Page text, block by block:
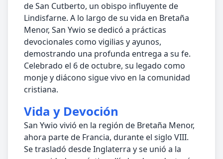
de San Cutberto, un obispo influyente de
Lindisfarne. A lo largo de su vida en Bretaña
Menor, San Ywio se dedicó a prácticas
devocionales como vigilias y ayunos,
demostrando una profunda entrega a su fe.
Celebrado el 6 de octubre, su legado como
monje y diácono sigue vivo en la comunidad
cristiana.
Vida y Devoción
San Ywio vivió en la región de Bretaña Menor,
ahora parte de Francia, durante el siglo VIII.
Se trasladó desde Inglaterra y se unió a la